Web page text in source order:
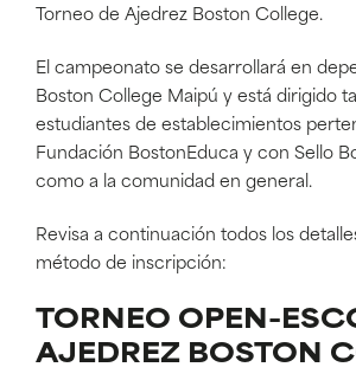
Torneo de Ajedrez Boston College.
El campeonato se desarrollará en
Boston College Maipú y está dirigido
estudiantes de establecimientos
Fundación BostonEduca y con Sello
como a la comunidad en general.
Revisa a continuación todos los
método de inscripción:
TORNEO OPEN-
AJEDREZ BOSTON